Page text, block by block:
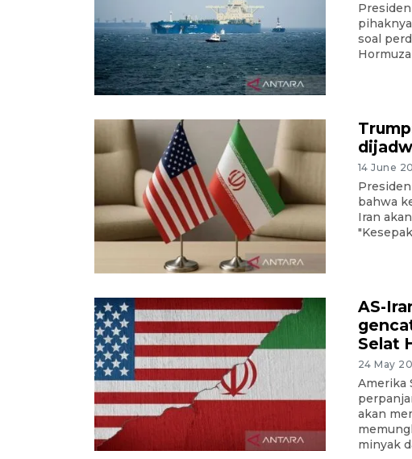
soal
14 June
bahwa
Iran
AS-
Selat
24 May
Amerika
akan
minyak